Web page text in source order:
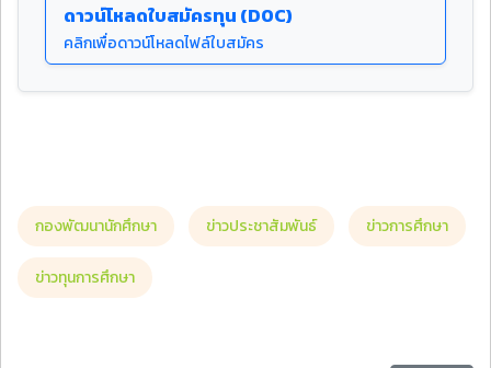
ดาวน์โหลดใบสมัครทุน (DOC)
คลิกเพื่อดาวน์โหลดไฟล์ใบสมัคร
กองพัฒนานักศึกษา ข่าวประชาสัมพันธ์ ข่าวการศึกษา
ข่าวทุนการศึกษา